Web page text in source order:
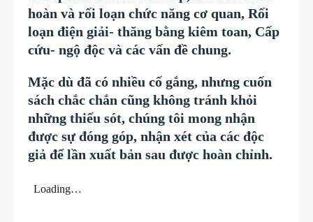
hoàn và rối loạn chức năng cơ quan, Rối
loạn điện giải- thăng bằng kiêm toan, Cấp
cứu- ngộ độc và các vấn đề chung.
Mặc dù đã có nhiều cố gắng, nhưng cuốn
sách chắc chắn cũng không tránh khỏi
những thiếu sót, chúng tôi mong nhận
được sự đóng góp, nhận xét của các độc
giả để lần xuất bản sau được hoàn chỉnh.